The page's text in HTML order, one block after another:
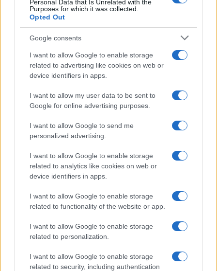
Personal Data that Is Unrelated with the
Purposes for which it was collected.
Opted Out
Google consents
I want to allow Google to enable storage
related to advertising like cookies on web or
device identifiers in apps.
I want to allow my user data to be sent to
Google for online advertising purposes.
I want to allow Google to send me
personalized advertising.
I want to allow Google to enable storage
related to analytics like cookies on web or
device identifiers in apps.
I want to allow Google to enable storage
related to functionality of the website or app.
I want to allow Google to enable storage
related to personalization.
I want to allow Google to enable storage
related to security, including authentication
nicolaporro.it
La fake su Emanuela Orlandi
24 Novembre 2018, 15:21
IL PIÙ LETTO DEL MESE